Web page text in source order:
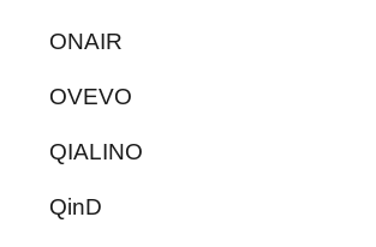
ONAIR
OVEVO
QIALINO
QinD